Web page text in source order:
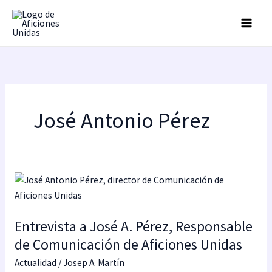
contenido
José Antonio Pérez
Entrevista a José A. Pérez, Responsable
de Comunicación de Aficiones Unidas
Actualidad /Josep A. Martín
Entrevista
a
A.
Pérez,